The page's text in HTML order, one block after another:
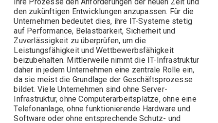
ihre Prozesse den Anforderungen der neuen Zeit und
den zukünftigen Entwicklungen anzupassen. Für die
Unternehmen bedeutet dies, ihre IT-Systeme stetig
auf Performance, Belastbarkeit, Sicherheit und
Zuverlässigkeit zu überprüfen, um die
Leistungsfähigkeit und Wettbewerbsfähigkeit
beizubehalten. Mittlerweile nimmt die IT-Infrastruktur
daher in jedem Unternehmen eine zentrale Rolle ein,
da sie meist die Grundlage der Geschäftsprozesse
bildet. Viele Unternehmen sind ohne Server-
Infrastruktur, ohne Computerarbeitsplätze, ohne eine
Telefonanlage, ohne funktionierende Hardware und
Software oder ohne entsprechende Schutz- und